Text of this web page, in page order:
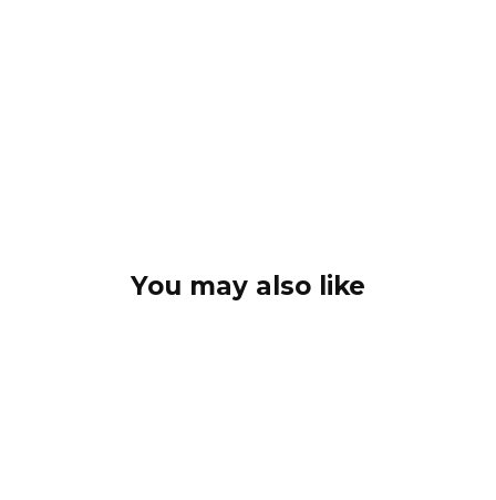
You may also like